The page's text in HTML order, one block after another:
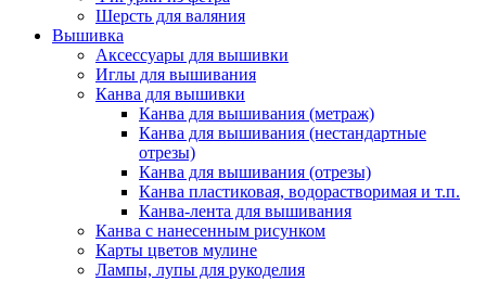
Шерсть для валяния
Вышивка
Аксессуары для вышивки
Иглы для вышивания
Канва для вышивки
Канва для вышивания (метраж)
Канва для вышивания (нестандартные
отрезы)
Канва для вышивания (отрезы)
Канва пластиковая, водорастворимая и т.п.
Канва-лента для вышивания
Канва с нанесенным рисунком
Карты цветов мулине
Лампы, лупы для рукоделия